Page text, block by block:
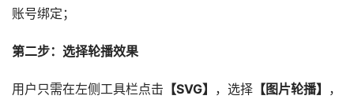
账号绑定；
第二步：选择轮播效果
用户只需在左侧工具栏点击 【SVG】 ，选择 【图片轮播】
，